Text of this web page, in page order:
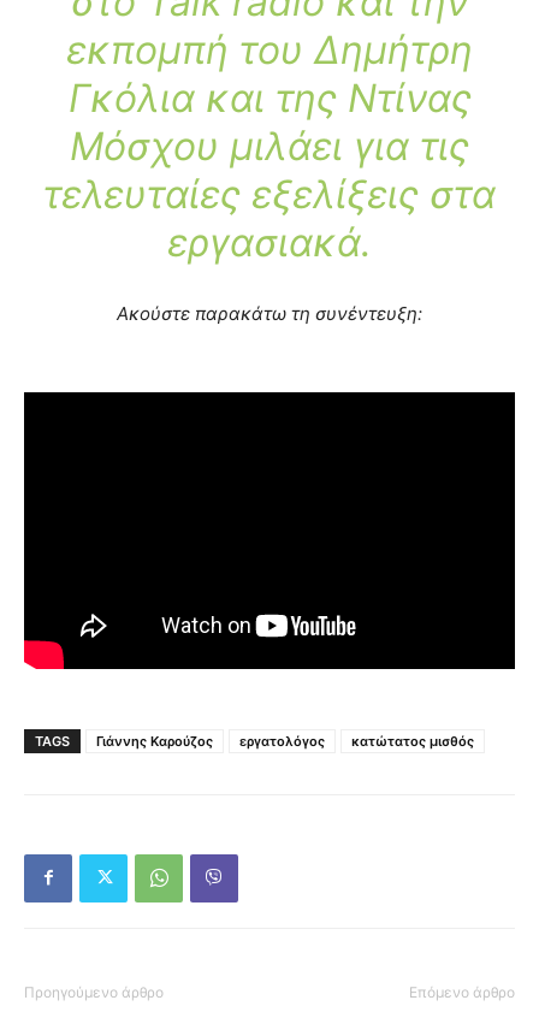
εκπομπή του Δημήτρη
Γκόλια και της Ντίνας
Μόσχου μιλάει για τις
τελευταίες εξελίξεις στα
εργασιακά.
Ακούστε παρακάτω τη συνέντευξη:
TAGS Γιάννης Καρούζος εργατολόγος κατώτατος μισθός
Προηγούμενο άρθρο Επόμενο άρθρο